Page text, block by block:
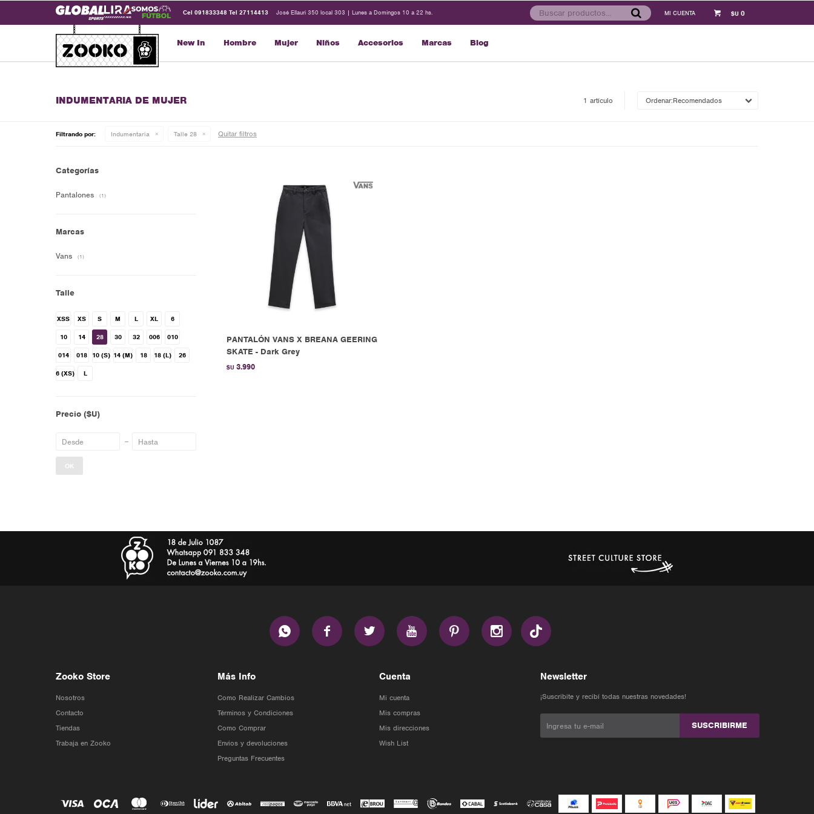
New In Hombre Mujer Niños Accesorios Marcas Blog
$U 0
Cel 091833348 Tel 27114413 José Ellauri 350 local 303 | Lunes a Domingos 10 a 22 hs.
INDUMENTARIA DE MUJER 1 artículo Recomendados
Filtrando por: Indumentaria Talle 28 Quitar filtros
PANTALÓN VANS X BREANA GEERING
SKATE - Dark Grey
$U 3.990
Categorías
Pantalones (1)
Marcas
Vans (1)
Talle
XSS XS S M L XL 6
10 14 28 30 32 006 010
014 018 10 (S) 14 (M) 18 18 (L) 26
6 (XS) L
Precio ($U)
OK
     
Zooko Store
Nosotros
Contacto
Tiendas
Trabaja en Zooko
Más Info
Como Realizar Cambios
Términos y Condiciones
Como Comprar
Envios y devoluciones
Preguntas Frecuentes
Cuenta
Mi cuenta
Mis compras
Mis direcciones
Wish List
Newsletter
¡Suscribite y recibí todas nuestras novedades!
SUSCRIBIRME